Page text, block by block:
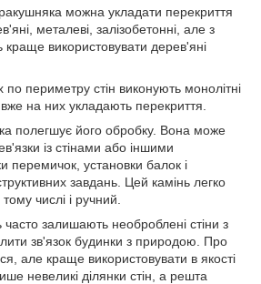
можна укладати перекриття
металеві, залізобетонні, але з
краще використовувати дерев'яні
периметру стін виконують монолітні
вже на них укладають перекриття.
полегшує його обробку. Вона може
із стінами або іншими
перемичок, установки балок і
завдань. Цей камінь легко
числі і ручний.
залишають необроблені стіни з
зв'язок будинки з природою. Про
але краще використовувати в якості
невеликі ділянки стін, а решта